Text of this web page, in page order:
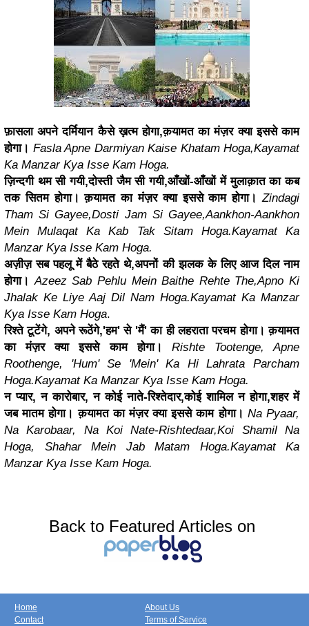
फ़ासला अपने दर्मियान कैसे ख़त्म होगा,क़यामत का मंज़र क्या इससे काम
होगा। Fasla Apne Darmiyan Kaise Khatam Hoga,Kayamat
Ka Manzar Kya Isse Kam Hoga.
ज़िन्दगी थम सी गयी,दोस्ती जैम सी गयी,आँखों-आँखों में मुलाक़ात का कब
तक सितम होगा।क़यामत का मंज़र क्या इससे काम होगा।Zindagi
Tham Si Gayee,Dosti Jam Si Gayee,Aankhon-Aankhon
Mein Mulaqat Ka Kab Tak Sitam Hoga.Kayamat Ka
Manzar Kya Isse Kam Hoga.
अज़ीज़ सब पहलू में बैठे रहते थे,अपनों की झलक के लिए आज दिल नाम
होगा।Azeez Sab Pehlu Mein Baithe Rehte The,Apno Ki
Jhalak Ke Liye Aaj Dil Nam Hoga.Kayamat Ka Manzar
Kya Isse Kam Hoga.
रिश्ते टूटेंगे, अपने रूठेंगे,'हम' से 'मैं' का ही लहराता परचम होगा।क़यामत
का मंज़र क्या इससे काम होगा। Rishte Tootenge, Apne
Roothenge, 'Hum' Se 'Mein' Ka Hi Lahrata Parcham
Hoga.Kayamat Ka Manzar Kya Isse Kam Hoga.
न प्यार, न कारोबार, न कोई नाते-रिश्तेदार,कोई शामिल न होगा,शहर में
जब मातम होगा।क़यामत का मंज़र क्या इससे काम होगा। Na Pyaar,
Na Karobaar, Na Koi Nate-Rishtedaar,Koi Shamil Na
Hoga, Shahar Mein Jab Matam Hoga.Kayamat Ka
Manzar Kya Isse Kam Hoga.
Back to Featured Articles on
Home
Contact
About Us
Terms of Service